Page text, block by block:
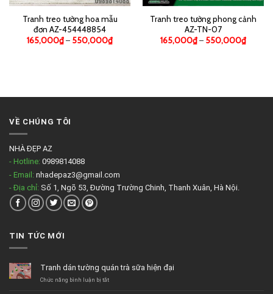
Tranh treo tường hoa mẫu
đơn AZ-454448854
165,000₫– 550,000₫
Tranh treo tường phong cảnh
AZ-TN-07
165,000₫– 550,000₫
VỀ CHÚNG TÔI
NHÀ ĐẸP AZ
- Hotline: 0989814088
- Email: nhadepaz3@gmail.com
- Địa chỉ: Số 1, Ngõ 53, Đường Trường Chinh, Thanh Xuân, Hà Nội.
TIN TỨC MỚI
Tranh dán tường quán trà sữa hiện đại
Chức năng bình luận bị tắtở